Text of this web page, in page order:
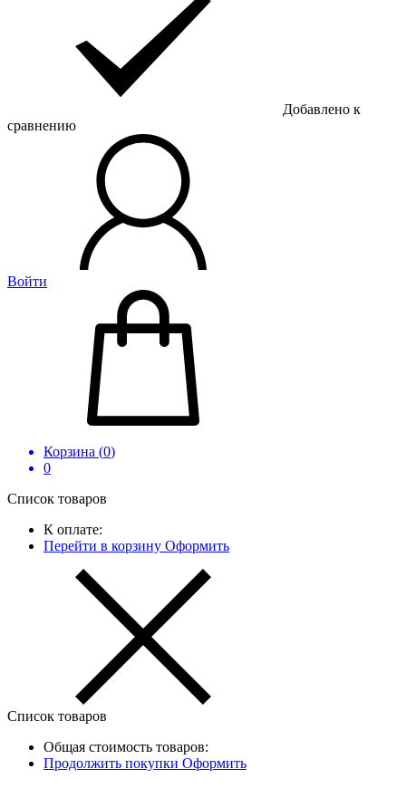
Добавлено к
сравнению
Войти
Корзина (0)
0
Список товаров
К оплате:
Перейти в корзину Оформить
Список товаров
Общая стоимость товаров:
Продолжить покупки Оформить